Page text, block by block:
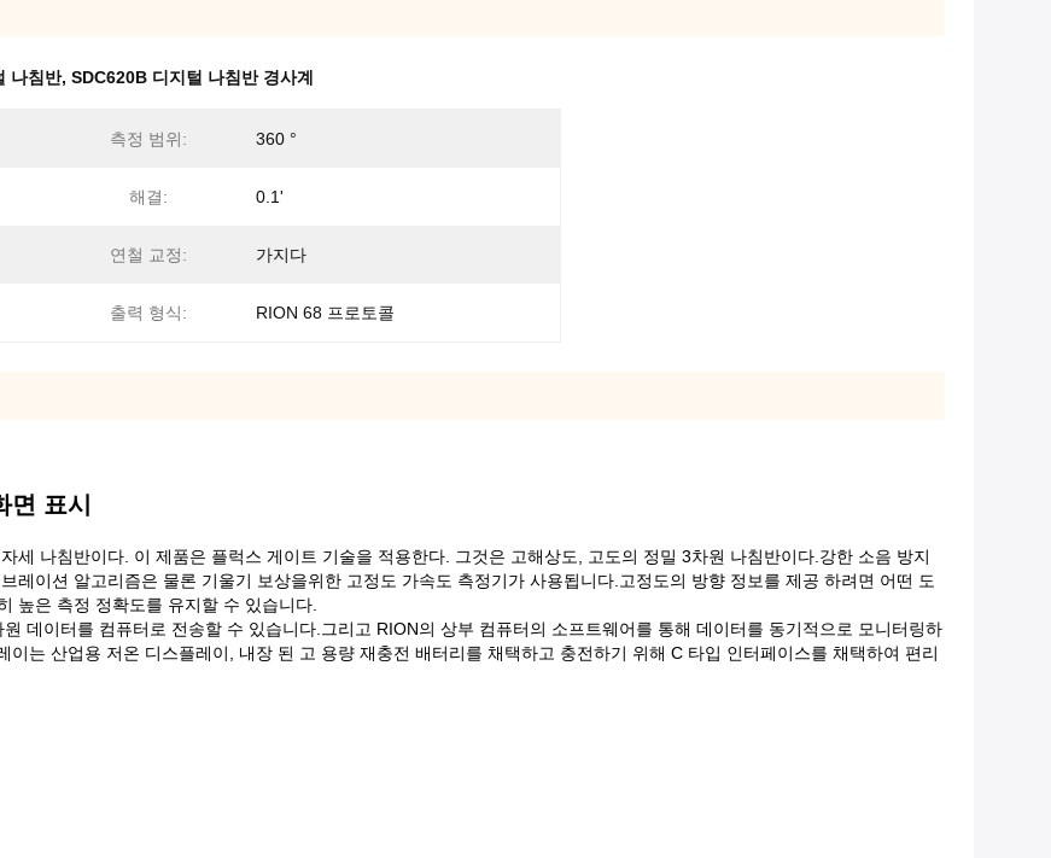
나침반, SDC620B 디지털 나침반 경사계
측정 범위: 360 °
해결: 0.1'
연철 교정: 가지다
출력 형식: RION 68 프로토콜
표시
세 나침반이다. 이 제품은 플럭스 게이트 기술을 적용한다. 그것은 고해상도, 고도의 정밀 3차원 나침반이다.강한 소음 방지
레이션 알고리즘은 물론 기울기 보상을위한 고정도 가속도 측정기가 사용됩니다.고정도의 방향 정보를 제공 하려면 어떤 도
높은 측정 정확도를 유지할 수 있습니다.
데이터를 컴퓨터로 전송할 수 있습니다.그리고 RION의 상부 컴퓨터의 소프트웨어를 통해 데이터를 동기적으로 모니터링하
는 산업용 저온 디스플레이, 내장 된 고 용량 재충전 배터리를 채택하고 충전하기 위해 C 타입 인터페이스를 채택하여 편리